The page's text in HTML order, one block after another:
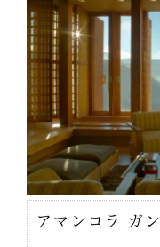
アマンコラ ガ